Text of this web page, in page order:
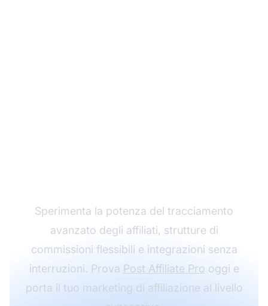
Sperimenta la potenza del tracciamento
avanzato degli affiliati, strutture di
commissioni flessibili e integrazioni senza
interruzioni. Prova Post Affiliate Pro oggi e
porta il tuo marketing di affiliazione al livello